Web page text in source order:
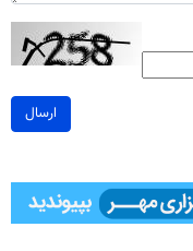
ارسال